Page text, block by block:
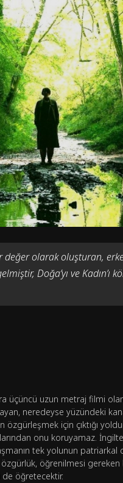
olarak oluşturan,
Doğa’yı ve Kadın’ı
üçüncü uzun metraj filmi olan
neredeyse yüzündeki
özgürleşmek için çıktığı
onu koruyamaz.
tek yolunun
öğrenilmesi
de öğretecektir.